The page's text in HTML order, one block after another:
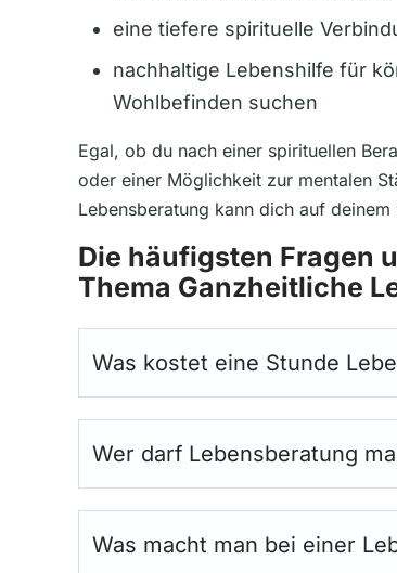
eine tiefere spirituelle
nachhaltige Lebenshilfe für
Wohlbefinden suchen
Egal, ob du nach einer spirituellen
oder einer Möglichkeit zur mentalen
Lebensberatung kann dich auf
Die häufigsten Fragen
Thema Ganzheitliche
Was kostet eine Stunde
Wer darf Lebensberatung
Was macht man bei einer